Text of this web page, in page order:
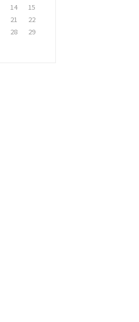
14
15
21
22
28
29